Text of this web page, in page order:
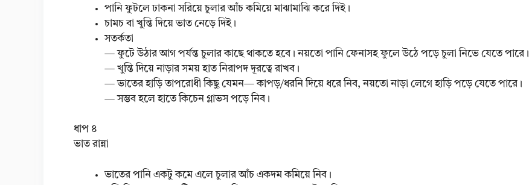
পানি ফুটলে ঢাকনা সরিয়ে চুলার আঁচ কমিয়ে মাঝামাঝি করে দিই।
চামচ বা খুন্তি দিয়ে ভাত নেড়ে দিই।
সতর্কতা
— ফুটে উঠার আগ পর্যন্ত চুলার কাছে থাকতে হবে। নয়তো পানি ফেনাসহ ফুলে উঠে পড়ে চুলা নিভে যেতে পারে।
— খুন্তি দিয়ে নাড়ার সময় হাত নিরাপদ দূরত্বে রাখব।
— ভাতের হাড়ি তাপরোধী কিছু যেমন— কাপড়/ধরনি দিয়ে ধরে নিব, নয়তো নাড়া লেগে হাড়ি পড়ে যেতে পারে।
— সম্ভব হলে হাতে কিচেন গ্লাভস পড়ে নিব।
ধাপ ৪
ভাত রান্না
ভাতের পানি একটু কমে এলে চুলার আঁচ একদম কমিয়ে নিব।